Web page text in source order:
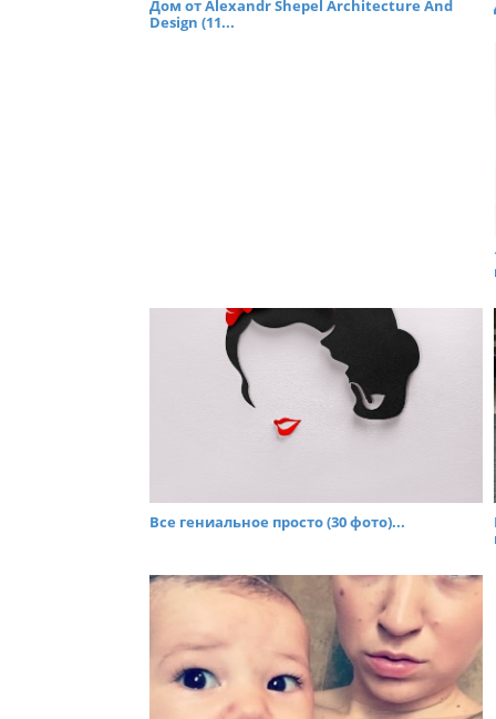
Дом от Alexandr Shepel Architecture And
Design (11...
Все гениальное просто (30 фото)...